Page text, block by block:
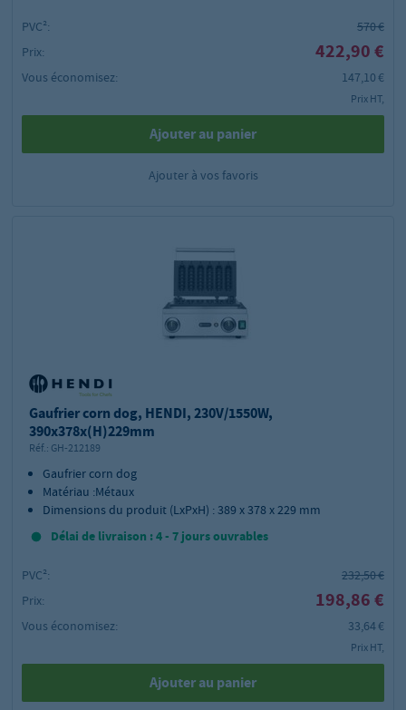
PVC²:
570 €
Prix:
422,90 €
Vous économisez: 147,10 €
Prix HT,
Ajouter au panier
Ajouter à vos favoris
Gaufrier corn dog, HENDI, 230V/1550W,
390x378x(H)229mm
Réf.: GH-212189
Gaufrier corn dog
Matériau :Métaux
Dimensions du produit (LxPxH) : 389 x 378 x 229 mm
Délai de livraison : 4 - 7 jours ouvrables
PVC²:
232,50 €
Prix:
198,86 €
Vous économisez: 33,64 €
Prix HT,
Ajouter au panier